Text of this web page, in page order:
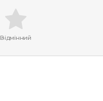
Відмінний